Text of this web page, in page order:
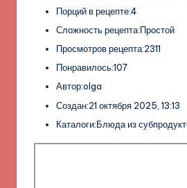
Порций в рецепте:4
Сложность рецепта:Простой
Просмотров рецепта:2311
Понравилось:107
Автор:olga
Создан:21 октября 2025, 13:13
Каталоги:Блюда из